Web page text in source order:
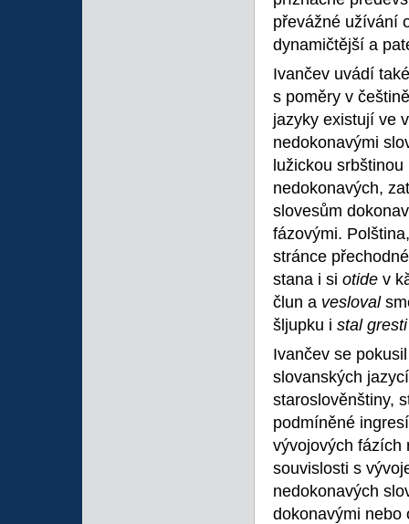
převážné užívání
dynamičtější a
Ivančev uvádí
s poměry v
jazyky existují ve
nedokonavými
lužickou
nedokonavých,
slovesům
fázovými.
stránce
stana i si otide v
člun a vesloval
šljupku i stal
Ivančev se
slovanských
staroslověnštiny,
podmíněné
vývojových fázích
souvislosti s
nedokonavých
dokonavými nebo